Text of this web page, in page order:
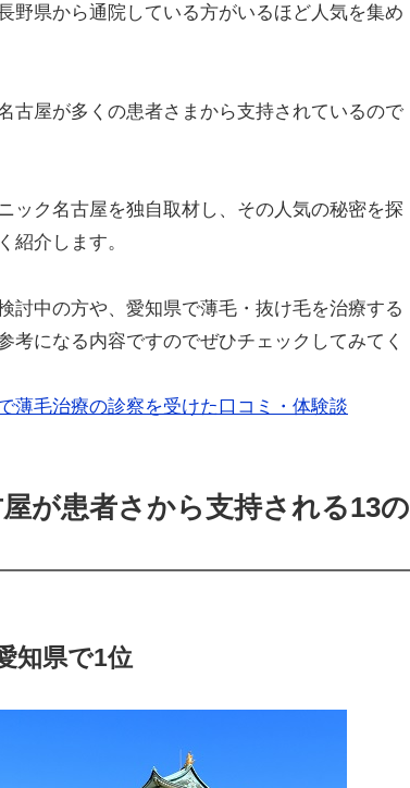
野県から通院している方がいるほど人気を集め
古屋が多くの患者さまから支持されているので
ック名古屋を独自取材し、その人気の秘密を探
紹介します。
討中の方や、愛知県で薄毛・抜け毛を治療する
考になる内容ですのでぜひチェックしてみてく
薄毛治療の診察を受けた口コミ・体験談
が患者さから支持される13の
知県で1位